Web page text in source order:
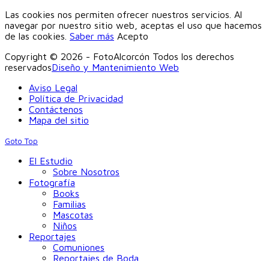
Las cookies nos permiten ofrecer nuestros servicios. Al
navegar por nuestro sitio web, aceptas el uso que hacemos
de las cookies. Saber más Acepto
Copyright © 2026 - FotoAlcorcón Todos los derechos
reservadosDiseño y Mantenimiento Web
Aviso Legal
Política de Privacidad
Contáctenos
Mapa del sitio
Goto Top
El Estudio
Sobre Nosotros
Fotografía
Books
Familias
Mascotas
Niños
Reportajes
Comuniones
Reportajes de Boda